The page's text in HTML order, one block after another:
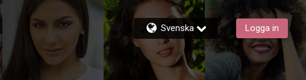
Svenska Logga in